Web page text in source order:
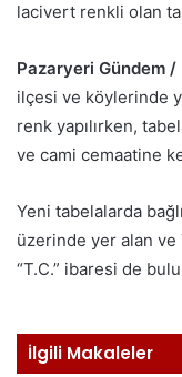
lacivert renkli olan
Pazaryeri Gündem /
ilçesi ve köylerinde
renk yapılırken,
ve cami cemaatine
Yeni tabelalarda
üzerinde yer alan
“T.C.” ibaresi de
İlgili Makaleler